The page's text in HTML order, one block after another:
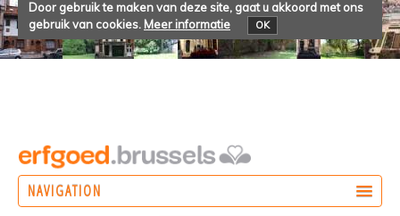
Door gebruik te maken van deze site, gaat u akkoord met ons
gebruik van cookies. Meer informatie OK
NAVIGATION